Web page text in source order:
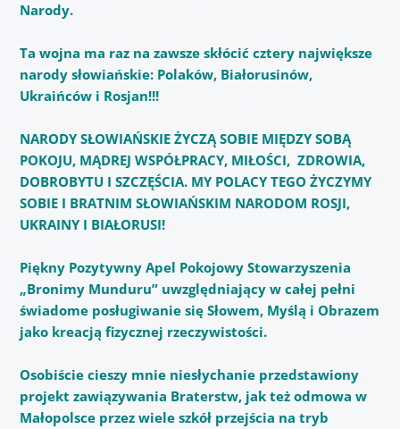
Narody.
Ta wojna ma raz na zawsze skłócić cztery największe
narody słowiańskie: Polaków, Białorusinów,
Ukraińców i Rosjan!!!
NARODY SŁOWIAŃSKIE ŻYCZĄ SOBIE MIĘDZY SOBĄ
POKOJU, MĄDREJ WSPÓŁPRACY, MIŁOŚCI, ZDROWIA,
DOBROBYTU I SZCZĘŚCIA. MY POLACY TEGO ŻYCZYMY
SOBIE I BRATNIM SŁOWIAŃSKIM NARODOM ROSJI,
UKRAINY I BIAŁORUSI!
Piękny Pozytywny Apel Pokojowy Stowarzyszenia
„Bronimy Munduru” uwzględniający w całej pełni
świadome posługiwanie się Słowem, Myślą i Obrazem
jako kreacją fizycznej rzeczywistości.
Osobiście cieszy mnie niesłychanie przedstawiony
projekt zawiązywania Braterstw, jak też odmowa w
Małopolsce przez wiele szkół przejścia na tryb